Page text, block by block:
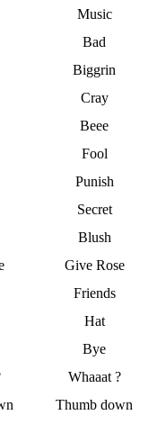
Music
Bad
Biggrin
Cray
Beee
Fool
Punish
Secret
Blush
Give Rose
Friends
Hat
Bye
Whaaat ?
Thumb down